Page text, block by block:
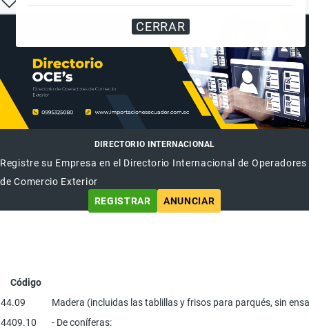
CERRAR
DIRECTORIO INTERNACIONAL
Registre su Empresa en el Directorio Internacional de Operadores
de Comercio Exterior
REGISTRAR
ANUNCIAR
Código
44.09
Madera (incluidas las tablillas y frisos para parqués, sin
4409.10
- De coníferas: